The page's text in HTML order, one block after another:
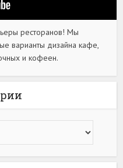
ресторанов! Мы
варианты дизайна кафе,
и кофеен.